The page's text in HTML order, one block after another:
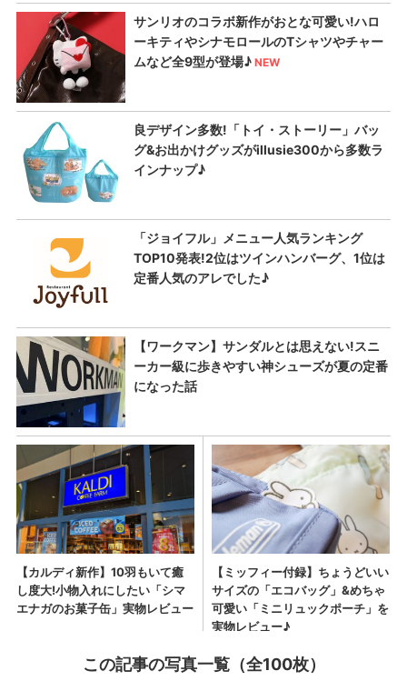
この記事の写真一覧（全100枚）